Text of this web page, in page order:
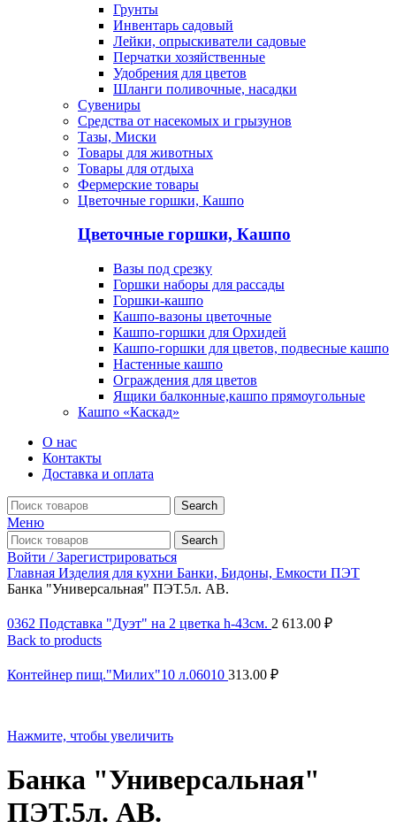
Грунты
Инвентарь садовый
Лейки, опрыскиватели садовые
Перчатки хозяйственные
Удобрения для цветов
Шланги поливочные, насадки
Сувениры
Средства от насекомых и грызунов
Тазы, Миски
Товары для животных
Товары для отдыха
Фермерские товары
Цветочные горшки, Кашпо
Цветочные горшки, Кашпо
Вазы под срезку
Горшки наборы для рассады
Горшки-кашпо
Кашпо-вазоны цветочные
Кашпо-горшки для Орхидей
Кашпо-горшки для цветов, подвесные кашпо
Настенные кашпо
Ограждения для цветов
Ящики балконные,кашпо прямоугольные
Кашпо «Каскад»
О нас
Контакты
Доставка и оплата
Search
Меню
Search
Войти / Зарегистрироваться
Главная Изделия для кухни Банки, Бидоны, Емкости ПЭТ
Банка "Универсальная" ПЭТ.5л. АВ.
0362 Подставка "Дуэт" на 2 цветка h-43см. 2 613.00 ₽
Back to products
Контейнер пищ."Милих"10 л.06010 313.00 ₽
Нажмите, чтобы увеличить
Банка "Универсальная"
ПЭТ.5л. АВ.